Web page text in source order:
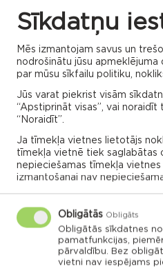
Dricānu apvienības
pārvalde
Rikavas
pagasts
Sakstagala
pagasts
Stružānu
pagasts
Dricānu
pagasts
pagasts
Sokolku
pagasts
Viļānu pagasts
Dekšāres
Viļāni
Sīkdatņu
Mēs izmantojam savus un
nodrošinātu jūsu apmeklējuma
par mūsu sīkfailu politiku,
Jūs varat piekrist visām
“Apstiprināt visas”, vai noraidīt
“Noraidīt”.
Ja tīmekļa vietnes lietotājs
tīmekļa vietnē tiek saglabātas
nepieciešamas tīmekļa vietnes
izmantošanai nav
Obligātās Obligāts
Obligātās sīkdatnes
pamatfunkcijas,
pārvaldību. Bez
vietni nav iespējams